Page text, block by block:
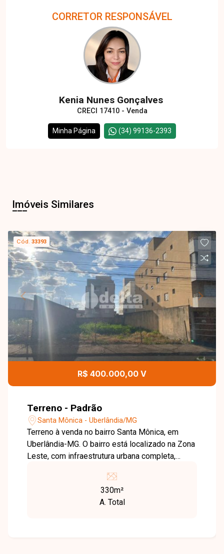
CORRETOR RESPONSÁVEL
Kenia Nunes Gonçalves
CRECI 17410 - Venda
Minha Página (34) 99136-2393
Imóveis Similares
Cód.33393
R$ 400.000,00 V
Terreno - Padrão
Santa Mônica - Uberlândia/MG
Terreno à venda no bairro Santa Mônica, em
Uberlândia-MG. O bairro está localizado na Zona
Leste, com infraestrutura urbana completa,
coleta de lixo. A região conta com
supermercados, escolas, unidades de saúde e
comércio diversificado, garantindo praticidade
330m²
A. Total